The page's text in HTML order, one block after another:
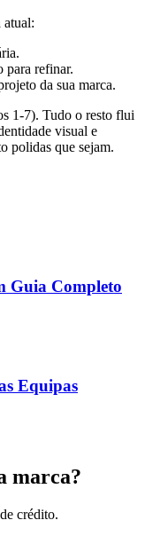
atual:
refinar.
da sua marca.
1-7). Tudo o resto flui
visual e
polidas que sejam.
Guia Completo
Equipas
marca?
crédito.